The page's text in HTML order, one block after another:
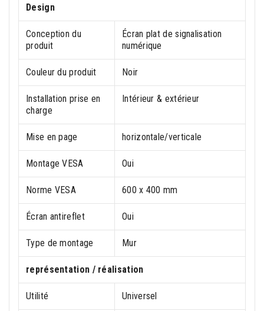
Design
Conception du
produit
Écran plat de signalisation
numérique
Couleur du produit Noir
Installation prise en
charge
Intérieur & extérieur
Mise en page horizontale/verticale
Montage VESA Oui
Norme VESA 600 x 400 mm
Écran antireflet Oui
Type de montage Mur
représentation / réalisation
Utilité Universel